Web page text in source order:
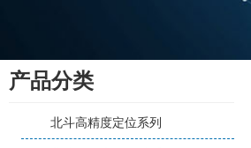
产品分类
北斗高精度定位系列